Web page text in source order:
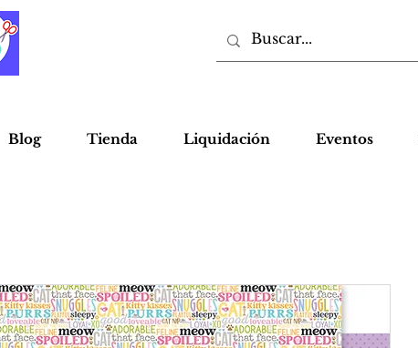
Blog Tienda Liquidación Eventos